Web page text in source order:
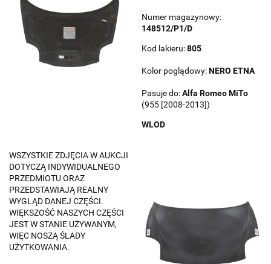
Numer magazynowy:
148512/P1/D
Kod lakieru:805
Kolor poglądowy:NERO ETNA
Pasuje do:Alfa RomeoMiTo
(955 [2008-2013])
WLOD
WSZYSTKIE ZDJĘCIA W AUKCJI
DOTYCZĄ INDYWIDUALNEGO
PRZEDMIOTU ORAZ
PRZEDSTAWIAJĄ REALNY
WYGLĄD DANEJ CZĘŚCI.
WIĘKSZOŚĆ NASZYCH CZĘŚCI
JEST W STANIE UŻYWANYM,
WIĘC NOSZĄ ŚLADY
UŻYTKOWANIA.